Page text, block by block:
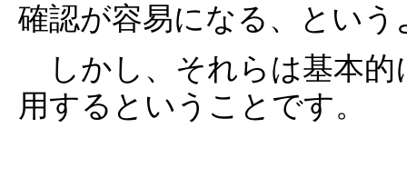
確認が容易になる、とい
しかし、それらは基本的
用するということです。